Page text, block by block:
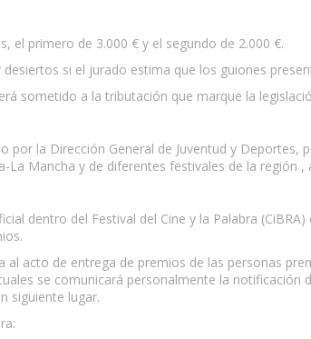
el primero de 3.000 € y el segundo de 2.000 €.
si el jurado estima que los guiones
sometido a la tributación que marque la
por la Dirección General de Juventud y
La Mancha y de diferentes festivales de la región
dentro del Festival del Cine y la Palabra
al acto de entrega de premios de las personas
se comunicará personalmente la
siguiente lugar.